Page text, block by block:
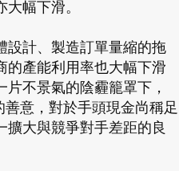
幅下滑。
設計、製造訂單量縮的拖
的產能利用率也大幅下滑
不景氣的陰霾籠罩下，
意，對於手頭現金尚稱足
大與競爭對手差距的良